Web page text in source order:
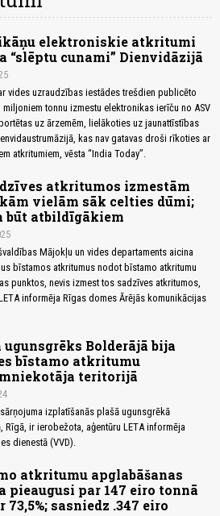
elektroniskie atkritumi
“slēptu cunami” Dienvidāzijā
vides uzraudzības iestādes trešdien publicēto
miljoniem tonnu izmestu elektronikas ierīču no ASV
uz ārzemēm, lielākoties uz jaunattīstības
kas nav gatavas droši rīkoties ar
atkritumiem, vēsta “India Today”.
atkritumos izmestām
vielām sāk celties dūmi;
būt atbildīgākiem
Mājokļu un vides departaments aicina
bīstamos atkritumus nodot bīstamo atkritumu
punktos, nevis izmest tos sadzīves atkritumos,
informēja Rīgas domes Ārējās komunikācijas
Bolderājā bija
bīstamo atkritumu
teritorijā
izplatīšanās plašā ugunsgrēkā
Rīgā, ir ierobežota, aģentūru LETA informēja
dienestā (VVD).
atkritumu apglabāšanas
pieaugusi par 147 eiro tonnā
73,5%; sasniedz .347 eiro